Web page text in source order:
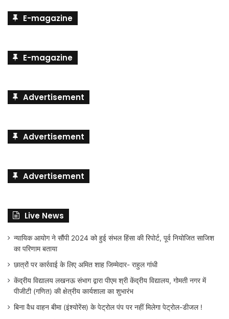
E-magazine
E-magazine
Advertisement
Advertisement
Advertisement
Live News
न्यायिक आयोग ने सौंपी 2024 को हुई संभल हिंसा की रिपोर्ट, पूर्व नियोजित साजिश
का परिणाम बताया
छात्रों पर कार्रवाई के लिए अमित शाह जिम्मेदार- राहुल गांधी
केंद्रीय विद्यालय लखनऊ संभाग द्वारा पीएम श्री केंद्रीय विद्यालय, गोमती नगर में
पीजीटी (गणित) की क्षेत्रीय कार्यशाला का शुभारंभ
बिना वैध वाहन बीमा (इंश्योरेंस) के पेट्रोल पंप पर नहीं मिलेगा पेट्रोल-डीजल !